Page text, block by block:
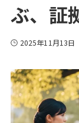
ぶ、証
2025年11月13日